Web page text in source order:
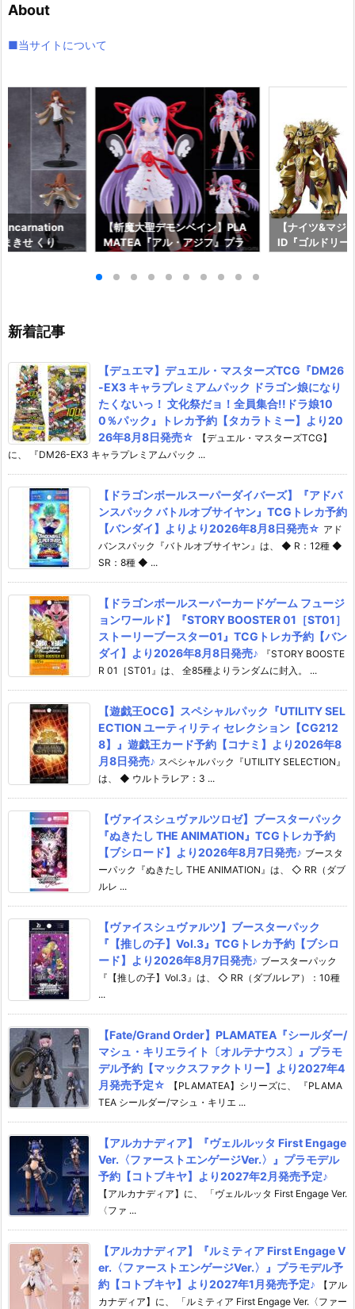
ブ
About
■当サイトについて
きせ くり
【斬魔大聖デモンベイン】PLA
MATEA『アル・アジフ』プラ
ンパニー】より2027年4月発売
【ナイツ&マジ
ID『ゴルドリー
新着記事
【デュエマ】デュエル・マスターズTCG『DM26
-EX3 キャラプレミアムパック ドラゴン娘になり
たくないっ！ 文化祭だョ！全員集合!!ドラ娘10
0％パック』トレカ予約【タカラトミー】より20
26年8月8日発売☆
【デュエル・マスターズTCG】
に、 『DM26-EX3 キャラプレミアムパック ...
【ドラゴンボールスーパーダイバーズ】『アドバ
ンスパック バトルオブサイヤン』TCGトレカ予約
【バンダイ】よりより2026年8月8日発売☆ アド
バンスパック『バトルオブサイヤン』は、 ◆ R：12種 ◆
SR：8種 ◆ ...
【ドラゴンボールスーパーカードゲーム フュージ
ョンワールド】『STORY BOOSTER 01［ST01］
ストーリーブースター01』TCGトレカ予約【バン
ダイ】より2026年8月8日発売♪
『STORY BOOSTE
R 01［ST01』は、 全85種よりランダムに封入。 ...
【遊戯王OCG】スペシャルパック『UTILITY SEL
ECTION ユーティリティ セレクション【CG212
8】』遊戯王カード予約【コナミ】より2026年8
月8日発売♪ スペシャルパック『UTILITY SELECTION』
は、 ◆ ウルトラレア：3 ...
【ヴァイスシュヴァルツロゼ】ブースターパック
『ぬきたし THE ANIMATION』TCGトレカ予約
【ブシロード】より2026年8月7日発売♪ ブースタ
ーパック『ぬきたし THE ANIMATION』は、 ◇ RR（ダブ
ルレ ...
【ヴァイスシュヴァルツ】ブースターパック
『【推しの子】Vol.3』TCGトレカ予約【ブシロ
ード】より2026年8月7日発売♪ ブースターパック
『【推しの子】Vol.3』は、 ◇ RR（ダブルレア）：10種
...
【Fate/Grand Order】PLAMATEA『シールダー/
マシュ・キリエライト〔オルテナウス〕』プラモ
デル予約【マックスファクトリー】より2027年4
月発売予定☆
【PLAMATEA】シリーズに、 『PLAMA
TEA シールダー/マシュ・キリエ ...
【アルカナディア】『ヴェルルッタ First Engage
Ver.〈ファーストエンゲージVer.〉』プラモデル
予約【コトブキヤ】より2027年2月発売予定♪
【アルカナディア】に、 「ヴェルルッタ First Engage Ver.
〈ファ ...
【アルカナディア】『ルミティア First Engage V
er.〈ファーストエンゲージVer.〉』プラモデル予
約【コトブキヤ】より2027年1月発売予定♪
【アル
カナディア】に、 「ルミティア First Engage Ver.〈ファー